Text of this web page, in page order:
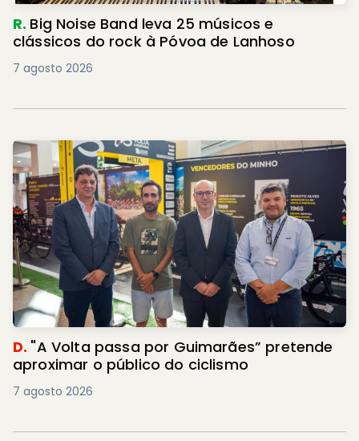
R. Big Noise Band leva 25 músicos e
clássicos do rock à Póvoa de Lanhoso
7 agosto 2026
D. "A Volta passa por Guimarães” pretende
aproximar o público do ciclismo
7 agosto 2026